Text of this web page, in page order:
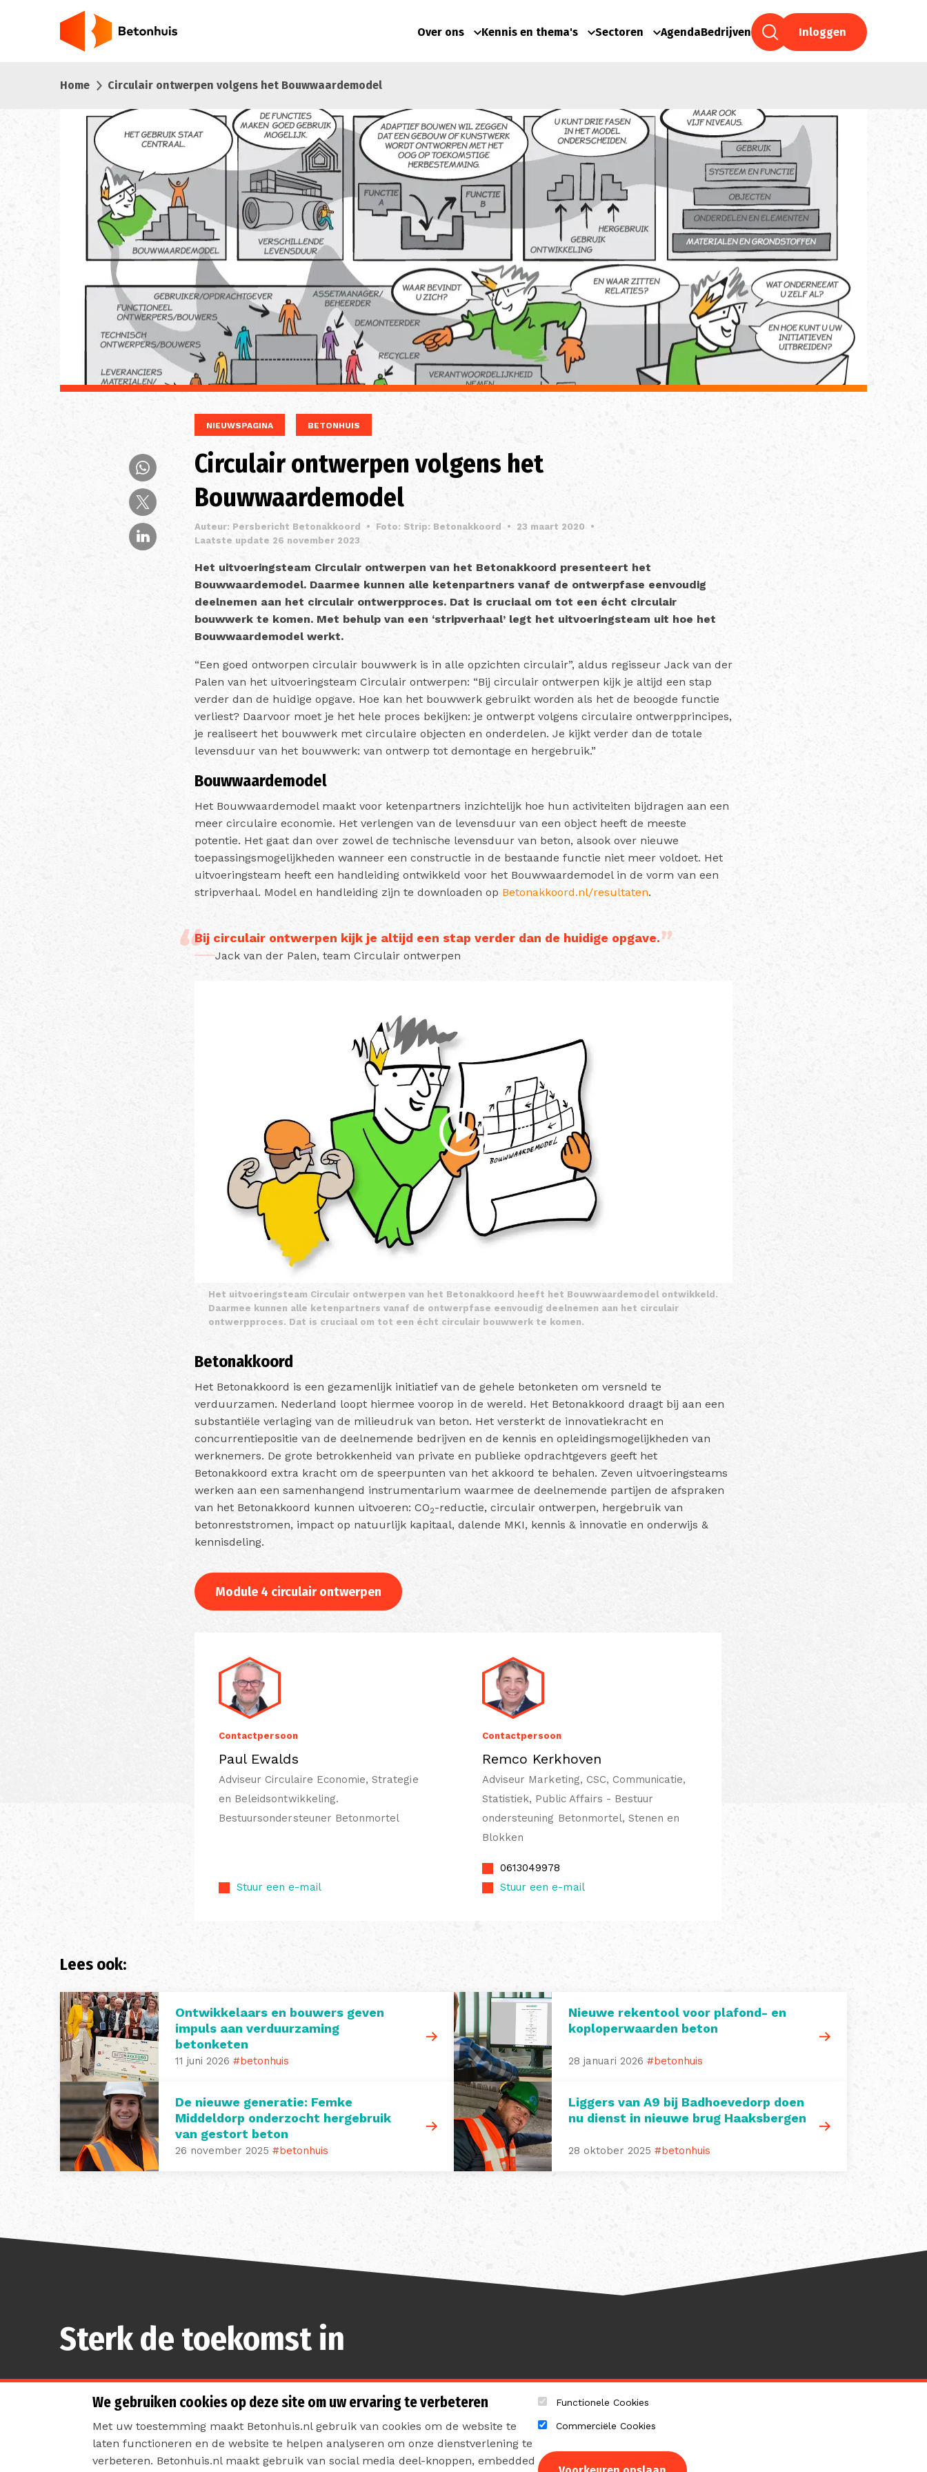
Over ons Kennis en thema's Sectoren AgendaBedrijven Inloggen
Home Circulair ontwerpen volgens het Bouwwaardemodel
NIEUWSPAGINA BETONHUIS
Circulair ontwerpen volgens het
Bouwwaardemodel
Auteur: Persbericht Betonakkoord • Foto: Strip: Betonakkoord • 23 maart 2020
•
Laatste update 26 november 2023
Het uitvoeringsteam Circulair ontwerpen van het Betonakkoord presenteert het
Bouwwaardemodel. Daarmee kunnen alle ketenpartners vanaf de ontwerpfase eenvoudig
deelnemen aan het circulair ontwerpproces. Dat is cruciaal om tot een écht circulair
bouwwerk te komen. Met behulp van een ‘stripverhaal’ legt het uitvoeringsteam uit hoe het
Bouwwaardemodel werkt.
“Een goed ontworpen circulair bouwwerk is in alle opzichten circulair”, aldus regisseur Jack van der
Palen van het uitvoeringsteam Circulair ontwerpen: “Bij circulair ontwerpen kijk je altijd een stap
verder dan de huidige opgave. Hoe kan het bouwwerk gebruikt worden als het de beoogde functie
verliest? Daarvoor moet je het hele proces bekijken: je ontwerpt volgens circulaire ontwerpprincipes,
je realiseert het bouwwerk met circulaire objecten en onderdelen. Je kijkt verder dan de totale
levensduur van het bouwwerk: van ontwerp tot demontage en hergebruik.”
Bouwwaardemodel
Het Bouwwaardemodel maakt voor ketenpartners inzichtelijk hoe hun activiteiten bijdragen aan een
meer circulaire economie. Het verlengen van de levensduur van een object heeft de meeste
potentie. Het gaat dan over zowel de technische levensduur van beton, alsook over nieuwe
toepassingsmogelijkheden wanneer een constructie in de bestaande functie niet meer voldoet. Het
uitvoeringsteam heeft een handleiding ontwikkeld voor het Bouwwaardemodel in de vorm van een
stripverhaal. Model en handleiding zijn te downloaden op Betonakkoord.nl/resultaten.
Bij circulair ontwerpen kijk je altijd een stap verder dan de huidige opgave.
Jack van der Palen, team Circulair ontwerpen
Het uitvoeringsteam Circulair ontwerpen van het Betonakkoord heeft het Bouwwaardemodel ontwikkeld.
Daarmee kunnen alle ketenpartners vanaf de ontwerpfase eenvoudig deelnemen aan het circulair
ontwerpproces. Dat is cruciaal om tot een écht circulair bouwwerk te komen.
Betonakkoord
Het Betonakkoord is een gezamenlijk initiatief van de gehele betonketen om versneld te
verduurzamen. Nederland loopt hiermee voorop in de wereld. Het Betonakkoord draagt bij aan een
substantiële verlaging van de milieudruk van beton. Het versterkt de innovatiekracht en
concurrentiepositie van de deelnemende bedrijven en de kennis en opleidingsmogelijkheden van
werknemers. De grote betrokkenheid van private en publieke opdrachtgevers geeft het
Betonakkoord extra kracht om de speerpunten van het akkoord te behalen. Zeven uitvoeringsteams
werken aan een samenhangend instrumentarium waarmee de deelnemende partijen de afspraken
van het Betonakkoord kunnen uitvoeren: CO2-reductie, circulair ontwerpen, hergebruik van
betonreststromen, impact op natuurlijk kapitaal, dalende MKI, kennis & innovatie en onderwijs &
kennisdeling.
Module 4 circulair ontwerpen
Contactpersoon
Paul Ewalds
Adviseur Circulaire Economie, Strategie
en Beleidsontwikkeling.
Bestuursondersteuner Betonmortel
Stuur een e-mail
Contactpersoon
Remco Kerkhoven
Adviseur Marketing, CSC, Communicatie,
Statistiek, Public Affairs - Bestuur
ondersteuning Betonmortel, Stenen en
Blokken
0613049978
Stuur een e-mail
Lees ook:
Ontwikkelaars en bouwers geven
impuls aan verduurzaming
betonketen
11 juni 2026 #betonhuis
Nieuwe rekentool voor plafond- en
koploperwaarden beton
28 januari 2026 #betonhuis
De nieuwe generatie: Femke
Middeldorp onderzocht hergebruik
van gestort beton
26 november 2025 #betonhuis
Liggers van A9 bij Badhoevedorp doen
nu dienst in nieuwe brug Haaksbergen
28 oktober 2025 #betonhuis
Sterk de toekomst in
Contact Privacyverklaring Sitemap
We gebruiken cookies op deze site om uw ervaring te verbeteren
Met uw toestemming maakt Betonhuis.nl gebruik van cookies om de website te
laten functioneren en de website te helpen analyseren om onze dienstverlening te
verbeteren. Betonhuis.nl maakt gebruik van social media deel-knoppen, embedded
Functionele Cookies
Commerciële Cookies